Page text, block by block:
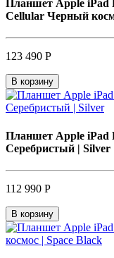
Планшет Apple iPad
Cellular Черный
123 490 Р
В корзину
Планшет Apple iPad
Серебристый | Silver
112 990 Р
В корзину